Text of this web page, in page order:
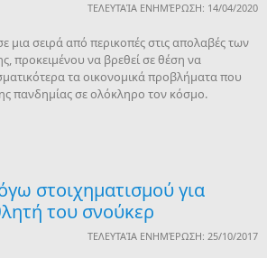
ΤΕΛΕΥΤΑΊΑ ΕΝΗΜΈΡΩΣΗ: 14/04/2020
μια σειρά από περικοπές στις απολαβές των
προκειμένου να βρεθεί σε θέση να
τα οικονομικά προβλήματα που
πανδημίας σε ολόκληρο τον κόσμο.
στοιχηματισμού για
του σνούκερ
ΤΕΛΕΥΤΑΊΑ ΕΝΗΜΈΡΩΣΗ: 25/10/2017